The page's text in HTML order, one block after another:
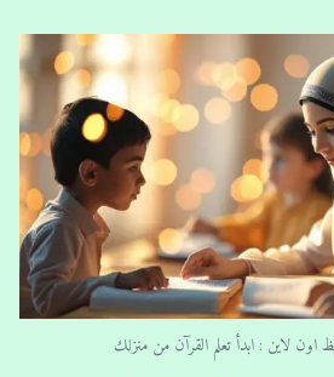
اون لاين : ابدأ تعلم القرآن من منزلك